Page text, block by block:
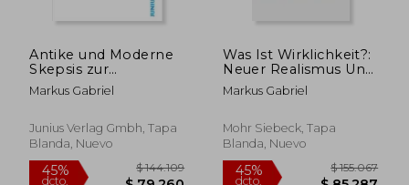
Antike und Moderne
Skepsis zur
Einführung (en
Alemán)
Markus Gabriel
Junius Verlag Gmbh, Tapa
Blanda, Nuevo
Was Ist Wirklichkeit?:
Neuer Realismus Und
Hermeneutische
Theologie (en
Markus Gabriel
Mohr Siebeck, Tapa
Blanda, Nuevo